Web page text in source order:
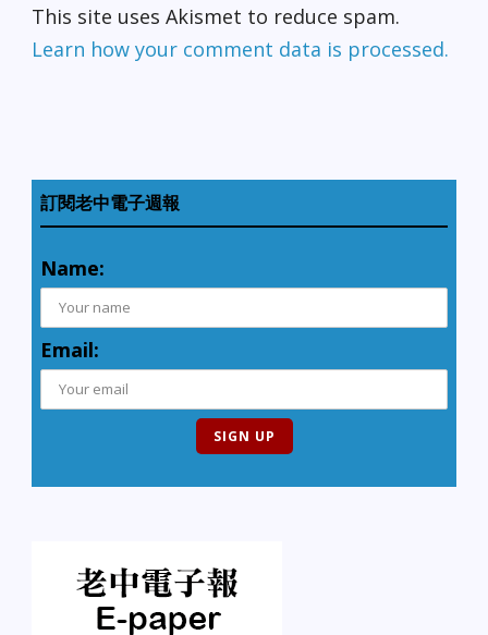
This site uses Akismet to reduce spam.
Learn how your comment data is processed.
訂閱老中電子週報
Name:
Email: